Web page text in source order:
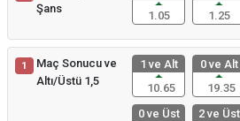
Şans
1.05
1.25
1
Maç Sonucu ve
Altı/Üstü 1,5
1 ve Alt
10.65
0 ve Alt
19.35
0 ve Üst
2 ve Üst